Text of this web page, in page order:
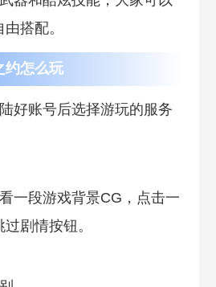
搭配。
约怎么玩
好账号后选择游玩的服务
一段游戏背景CG，点击一
剧情按钮。